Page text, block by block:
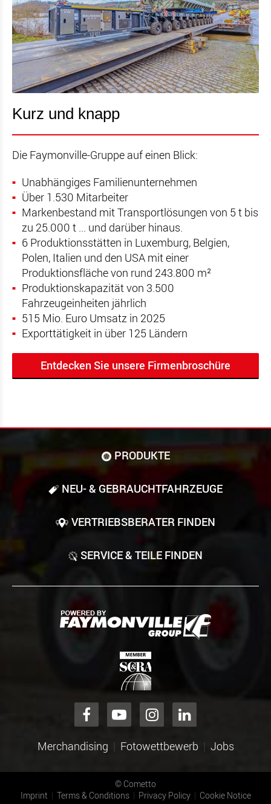
Kurz und knapp
Die Faymonville-Gruppe auf einen Blick:
Unabhängiges Familienunternehmen
Über 1.530 Mitarbeiter
Markenbestand mit Transportlösungen von 5 t bis
zu 25.000 t ... und darüber hinaus.
6 Produktionsstätten in Luxemburg, Belgien,
Polen, Italien und den USA mit einer
Produktionsfläche von rund 243.800 m²
Produktionskapazität von 3.500
Fahrzeugeinheiten jährlich
515 Mio. Euro Umsatz in 2025
Exporttätigkeit in über 125 Ländern
Entdecken Sie unsere Firmenbroschüre
PRODUKTE
NEU- & GEBRAUCHT­FAHRZEUGE
VERTRIEBSBERATER FINDEN
SERVICE & TEILE FINDEN
Merchandising Fotowettbewerb Jobs
© Cometto
Imprint
Terms & Conditions Privacy Policy Cookie Notice